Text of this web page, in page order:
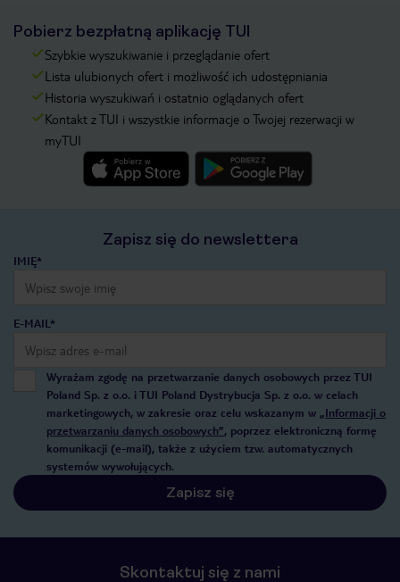
Pobierz bezpłatną aplikację TUI
Szybkie wyszukiwanie i przeglądanie ofert
Lista ulubionych ofert i możliwość ich udostępniania
Historia wyszukiwań i ostatnio oglądanych ofert
Kontakt z TUI i wszystkie informacje o Twojej rezerwacji w
myTUI
Zapisz się do newslettera
IMIĘ*
E-MAIL*
Wyrażam zgodę na przetwarzanie danych osobowych przez TUI
Poland Sp. z o.o. i TUI Poland Dystrybucja Sp. z o.o. w celach
marketingowych, w zakresie oraz celu wskazanym w „Informacji o
przetwarzaniu danych osobowych”, poprzez elektroniczną formę
komunikacji (e-mail), także z użyciem tzw. automatycznych
systemów wywołujących.
Zapisz się
Skontaktuj się z nami